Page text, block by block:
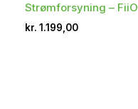
Strømforsyning – FiiO
kr. 1.199,00